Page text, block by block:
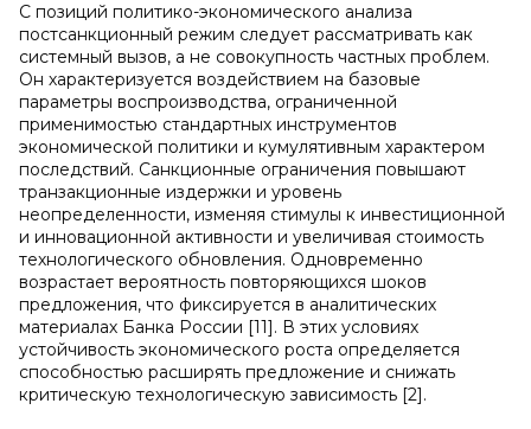
С позиций политико-экономического анализа
постсанкционный режим следует рассматривать как
системный вызов, а не совокупность частных проблем.
Он характеризуется воздействием на базовые
параметры воспроизводства, ограниченной
применимостью стандартных инструментов
экономической политики и кумулятивным характером
последствий. Санкционные ограничения повышают
транзакционные издержки и уровень
неопределенности, изменяя стимулы к инвестиционной
и инновационной активности и увеличивая стоимость
технологического обновления. Одновременно
возрастает вероятность повторяющихся шоков
предложения, что фиксируется в аналитических
материалах Банка России [11]. В этих условиях
устойчивость экономического роста определяется
способностью расширять предложение и снижать
критическую технологическую зависимость [2].